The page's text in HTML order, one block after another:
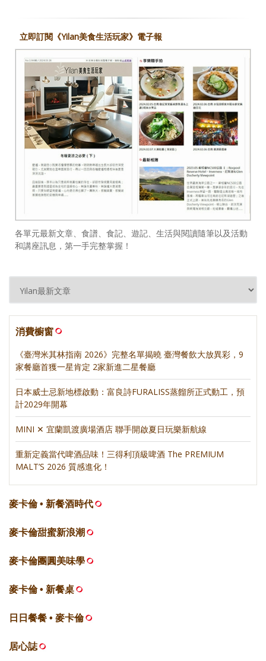
立即訂閱《Yilan美食生活玩家》電子報
各單元最新文章、食譜、食記、遊記、生活與閱讀隨筆以及活動
和講座訊息，第一手完整掌握！
消費櫥窗
《臺灣米其林指南 2026》完整名單揭曉 臺灣餐飲大放異彩，9
家餐廳首獲一星肯定 2家新進二星餐廳
日本威士忌新地標啟動：富良詩FURALISS蒸餾所正式動工，預
計2029年開幕
MINI ✕ 宜蘭凱渡廣場酒店 聯手開啟夏日玩樂新航線
重新定義當代啤酒品味！三得利頂級啤酒 The PREMIUM
MALT’S 2026 質感進化！
麥卡倫 • 新餐酒時代
麥卡倫甜蜜新浪潮
麥卡倫團圓美味學
麥卡倫 • 新餐桌
日日餐餐 • 麥卡倫
居心誌